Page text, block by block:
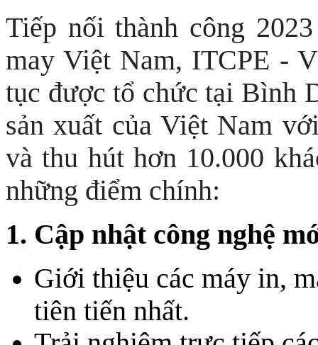
Tiếp nối thành công
may Việt Nam, ITCPE -
tục được tổ chức tại Bình
sản xuất của Việt Nam
và thu hút hơn 10.000
những điểm chính:
1. Cập nhật công nghệ
Giới thiệu các máy in,
tiên tiến nhất.